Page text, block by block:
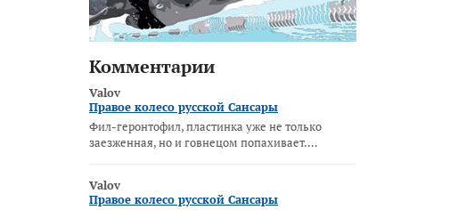
Комментарии
Valov
Правое колесо русской Сансары
Фил-геронтофил, пластинка уже не только
заезженная, но и говнецом попахивает.…
Valov
Правое колесо русской Сансары